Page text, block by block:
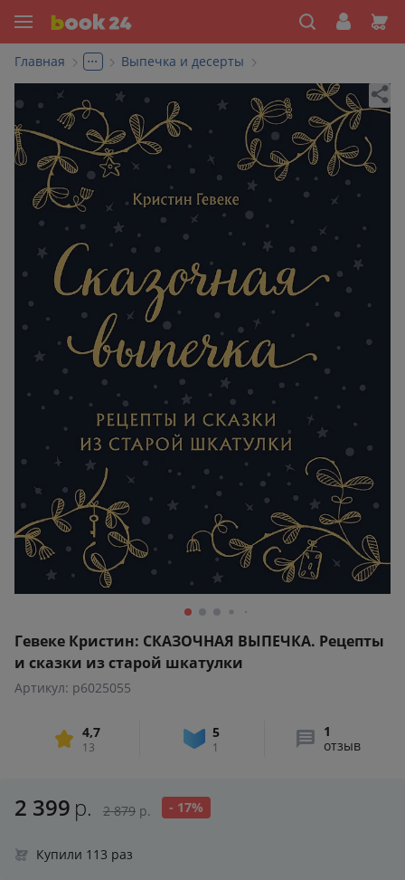
Главная ... Выпечка и десерты
Гевеке Кристин: СКАЗОЧНАЯ ВЫПЕЧКА. Рецепты
и сказки из старой шкатулки
Артикул: p6025055
4,7
13
5
1
1
отзыв
2 399 р. 2 879 р. - 17%
Купили 113 раз